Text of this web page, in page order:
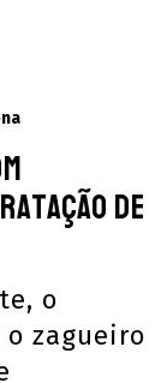
de
o
zagueiro